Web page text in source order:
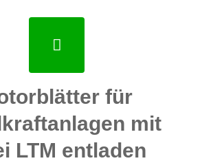
für
mit
LTM entladen